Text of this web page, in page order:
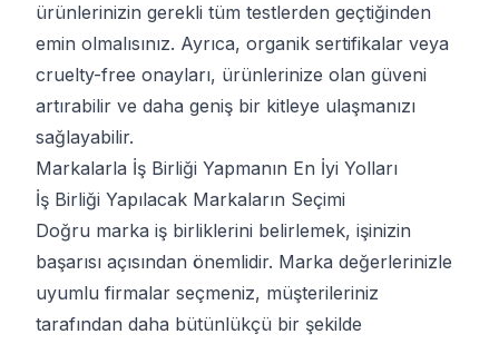
ürünlerinizin gerekli tüm testlerden geçtiğinden
emin olmalısınız. Ayrıca, organik sertifikalar veya
cruelty-free onayları, ürünlerinize olan güveni
artırabilir ve daha geniş bir kitleye ulaşmanızı
sağlayabilir.
Markalarla İş Birliği Yapmanın En İyi Yolları
İş Birliği Yapılacak Markaların Seçimi
Doğru marka iş birliklerini belirlemek, işinizin
başarısı açısından önemlidir. Marka değerlerinizle
uyumlu firmalar seçmeniz, müşterileriniz
tarafından daha bütünlükçü bir şekilde